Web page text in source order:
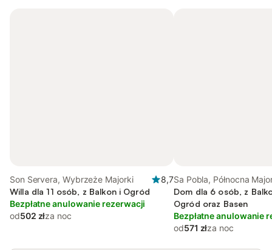
Son Servera, Wybrzeże Majorki
8,7
Willa dla 11 osób, z Balkon i Ogród
Bezpłatne anulowanie rezerwacji
od502 złza noc
Sa Pobla, Północna
Dom dla 6 osób, z
Ogród oraz Basen
Bezpłatne anulowanie
od571 złza noc